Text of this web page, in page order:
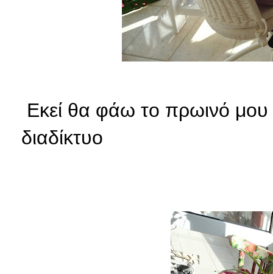
Εκεί θα φάω το πρωινό
διαδίκτυο